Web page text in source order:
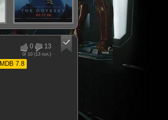
0 13
0/ 10 (13 гол.)
IMDB 7.8